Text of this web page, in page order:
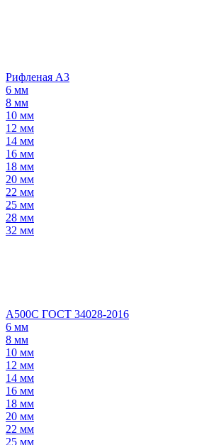
Рифленая А3
6 мм
8 мм
10 мм
12 мм
14 мм
16 мм
18 мм
20 мм
22 мм
25 мм
28 мм
32 мм
А500С ГОСТ 34028-2016
6 мм
8 мм
10 мм
12 мм
14 мм
16 мм
18 мм
20 мм
22 мм
25 мм